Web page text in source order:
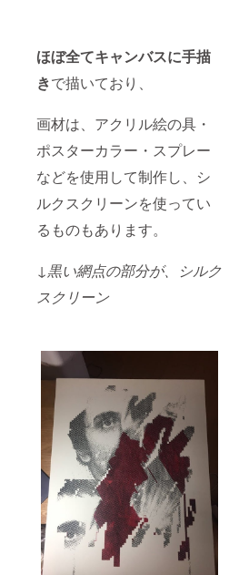
ほぼ全てキャンバスに手描
きで描いており、
画材は、アクリル絵の具・
ポスターカラー・スプレー
などを使用して制作し、シ
ルクスクリーンを使ってい
るものもあります。
↓黒い網点の部分が、シルク
スクリーン